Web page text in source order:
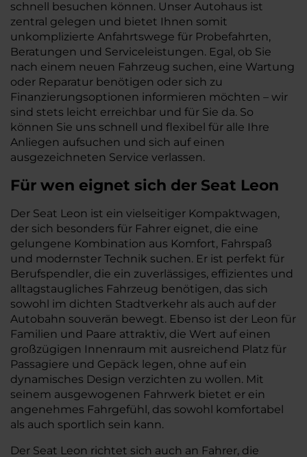
schnell besuchen können. Unser Autohaus ist
zentral gelegen und bietet Ihnen somit
unkomplizierte Anfahrtswege für Probefahrten,
Beratungen und Serviceleistungen. Egal, ob Sie
nach einem neuen Fahrzeug suchen, eine Wartung
oder Reparatur benötigen oder sich zu
Finanzierungsoptionen informieren möchten – wir
sind stets leicht erreichbar und für Sie da. So
können Sie uns schnell und flexibel für alle Ihre
Anliegen aufsuchen und sich auf einen
ausgezeichneten Service verlassen.
Für wen eignet sich der Seat Leon
Der Seat Leon ist ein vielseitiger Kompaktwagen,
der sich besonders für Fahrer eignet, die eine
gelungene Kombination aus Komfort, Fahrspaß
und modernster Technik suchen. Er ist perfekt für
Berufspendler, die ein zuverlässiges, effizientes und
alltagstaugliches Fahrzeug benötigen, das sich
sowohl im dichten Stadtverkehr als auch auf der
Autobahn souverän bewegt. Ebenso ist der Leon für
Familien und Paare attraktiv, die Wert auf einen
großzügigen Innenraum mit ausreichend Platz für
Passagiere und Gepäck legen, ohne auf ein
dynamisches Design verzichten zu wollen. Mit
seinem ausgewogenen Fahrwerk bietet er ein
angenehmes Fahrgefühl, das sowohl komfortabel
als auch sportlich sein kann.
Der Seat Leon richtet sich auch an Fahrer, die